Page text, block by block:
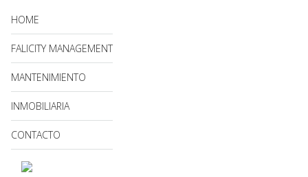
HOME
FALICITY MANAGEMENT
MANTENIMIENTO
INMOBILIARIA
CONTACTO